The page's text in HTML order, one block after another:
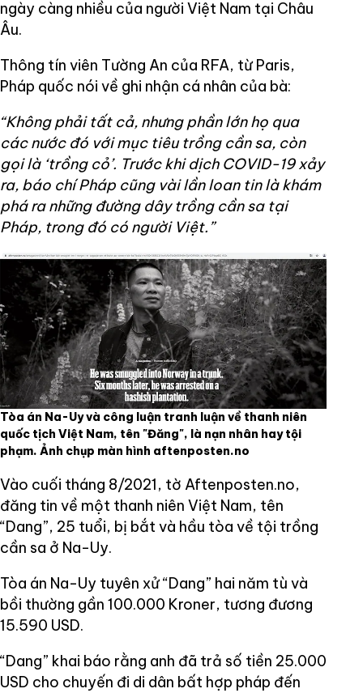
ngày càng nhiều của người Việt Nam tại Châu
Âu.
Thông tín viên Tường An của RFA, từ Paris,
Pháp quốc nói về ghi nhận cá nhân của bà:
“Không phải tất cả, nhưng phần lớn họ qua
các nước đó với mục tiêu trồng cần sa, còn
gọi là ‘trồng cỏ’. Trước khi dịch COVID-19 xảy
ra, báo chí Pháp cũng vài lần loan tin là khám
phá ra những đường dây trồng cần sa tại
Pháp, trong đó có người Việt.”
Tòa án Na-Uy và công luận tranh luận về thanh niên
quốc tịch Việt Nam, tên "Đăng", là nạn nhân hay tội
phạm. Ảnh chụp màn hình aftenposten.no
Vào cuối tháng 8/2021, tờ Aftenposten.no,
đăng tin về một thanh niên Việt Nam, tên
“Dang”, 25 tuổi, bị bắt và hầu tòa về tội trồng
cần sa ở Na-Uy.
Tòa án Na-Uy tuyên xử “Dang” hai năm tù và
bồi thường gần 100.000 Kroner, tương đương
15.590 USD.
“Dang” khai báo rằng anh đã trả số tiền 25.000
USD cho chuyến đi di dân bất hợp pháp đến